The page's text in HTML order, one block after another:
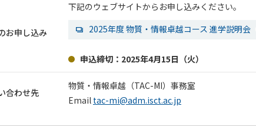
お申し込み
下記のウェブサイトからお申し込みください。
2025年度 物質・情報卓越コース 進学説明会
申込締切：2025年4月15日（火）
合わせ先
物質・情報卓越（TAC-MI）事務室
Email tac-mi@adm.isct.ac.jp